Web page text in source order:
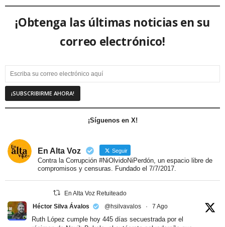
¡Obtenga las últimas noticias en su
correo electrónico!
¡Síguenos en X!
En Alta Voz Seguir
Contra la Corrupción #NiOlvidoNiPerdón, un espacio libre de
compromisos y censuras. Fundado el 7/7/2017.
En Alta Voz Retuiteado
Héctor Silva Ávalos
@hsilvavalos · 7 Ago
Ruth López cumple hoy 445 días secuestrada por el